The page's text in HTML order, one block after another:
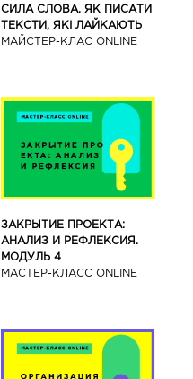
СИЛА СЛОВА. ЯК ПИСАТИ
ТЕКСТИ, ЯКІ ЛАЙКАЮТЬ
МАЙСТЕР-КЛАС ONLINE
ЗАКРЫТИЕ ПРОЕКТА:
АНАЛИЗ И РЕФЛЕКСИЯ.
МОДУЛЬ 4
МАСТЕР-КЛАСС ONLINE